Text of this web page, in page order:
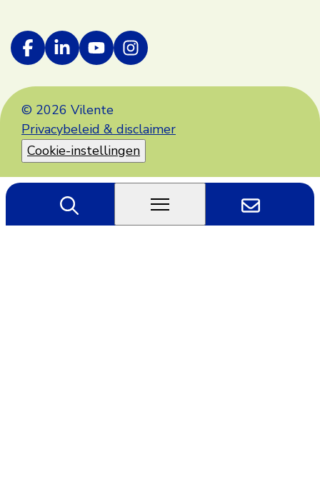
© 2026 Vilente
Privacybeleid & disclaimer
Cookie-instellingen